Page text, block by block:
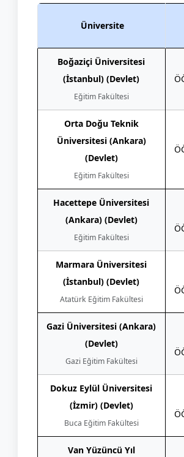
Üniversite
Boğaziçi Üniversitesi
(İstanbul) (Devlet)
Eğitim Fakültesi
Orta Doğu Teknik
Üniversitesi (Ankara)
(Devlet)
Eğitim Fakültesi
Hacettepe Üniversitesi
(Ankara) (Devlet)
Eğitim Fakültesi
Marmara Üniversitesi
(İstanbul) (Devlet)
Atatürk Eğitim Fakültesi
Gazi Üniversitesi (Ankara)
(Devlet)
Gazi Eğitim Fakültesi
Dokuz Eylül Üniversitesi
(İzmir) (Devlet)
Buca Eğitim Fakültesi
Van Yüzüncü Yıl